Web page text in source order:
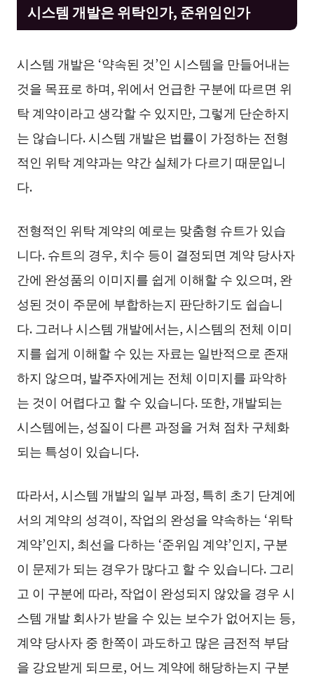
시스템 개발은 위탁인가, 준위임인가
시스템 개발은 ‘약속된 것’인 시스템을 만들어내는
것을 목표로 하며, 위에서 언급한 구분에 따르면 위
탁 계약이라고 생각할 수 있지만, 그렇게 단순하지
는 않습니다. 시스템 개발은 법률이 가정하는 전형
적인 위탁 계약과는 약간 실체가 다르기 때문입니
다.
전형적인 위탁 계약의 예로는 맞춤형 슈트가 있습
니다. 슈트의 경우, 치수 등이 결정되면 계약 당사자
간에 완성품의 이미지를 쉽게 이해할 수 있으며, 완
성된 것이 주문에 부합하는지 판단하기도 쉽습니
다. 그러나 시스템 개발에서는, 시스템의 전체 이미
지를 쉽게 이해할 수 있는 자료는 일반적으로 존재
하지 않으며, 발주자에게는 전체 이미지를 파악하
는 것이 어렵다고 할 수 있습니다. 또한, 개발되는
시스템에는, 성질이 다른 과정을 거쳐 점차 구체화
되는 특성이 있습니다.
따라서, 시스템 개발의 일부 과정, 특히 초기 단계에
서의 계약의 성격이, 작업의 완성을 약속하는 ‘위탁
계약’인지, 최선을 다하는 ‘준위임 계약’인지, 구분
이 문제가 되는 경우가 많다고 할 수 있습니다. 그리
고 이 구분에 따라, 작업이 완성되지 않았을 경우 시
스템 개발 회사가 받을 수 있는 보수가 없어지는 등,
계약 당사자 중 한쪽이 과도하고 많은 금전적 부담
을 강요받게 되므로, 어느 계약에 해당하는지 구분